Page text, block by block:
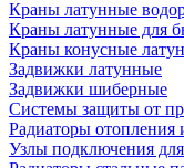
Краны латунные
Краны латунные для
Краны конусные
Задвижки латунные
Задвижки шиберные
Системы защиты от
Радиаторы отопления
Узлы подключения